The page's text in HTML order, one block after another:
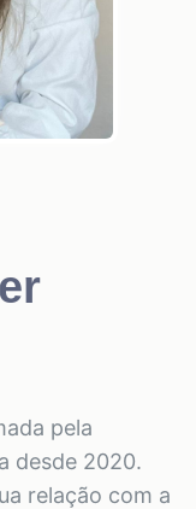
pela
desde 2020.
relação com a